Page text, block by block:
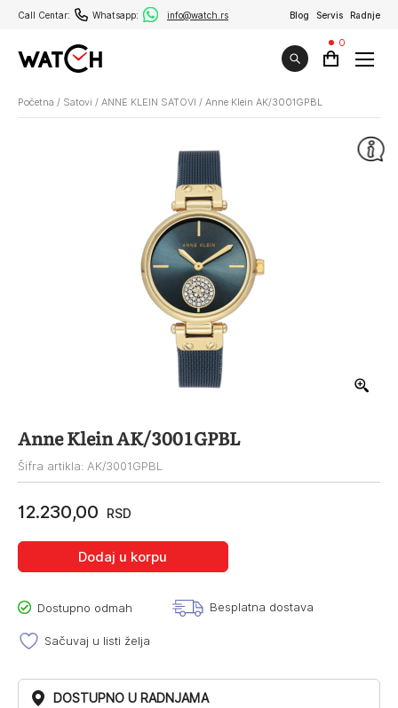
Call Centar: Whatsapp: info@watch.rs Blog Servis Radnje
0
Početna / Satovi / ANNE KLEIN SATOVI / Anne Klein AK/3001GPBL
Anne Klein AK/3001GPBL
Šifra artikla: AK/3001GPBL
12.230,00 RSD
Dodaj u korpu
Dostupno odmah Besplatna dostava
Sačuvaj u listi želja
DOSTUPNO U RADNJAMA